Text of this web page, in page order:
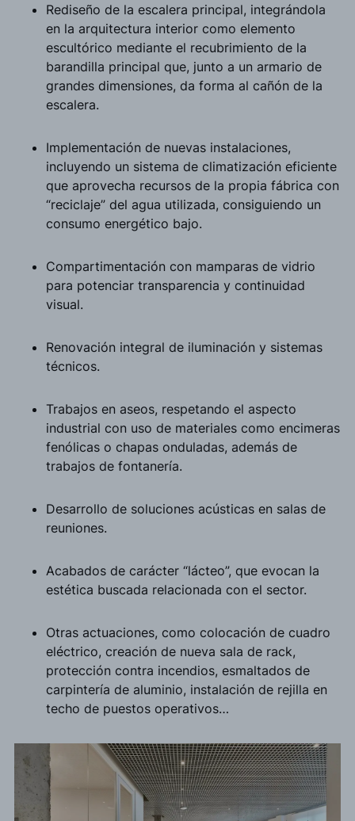
Rediseño de la escalera principal, integrándola
en la arquitectura interior como elemento
escultórico mediante el recubrimiento de la
barandilla principal que, junto a un armario de
grandes dimensiones, da forma al cañón de la
escalera.
Implementación de nuevas instalaciones,
incluyendo un sistema de climatización eficiente
que aprovecha recursos de la propia fábrica con
“reciclaje” del agua utilizada, consiguiendo un
consumo energético bajo.
Compartimentación con mamparas de vidrio
para potenciar transparencia y continuidad
visual.
Renovación integral de iluminación y sistemas
técnicos.
Trabajos en aseos, respetando el aspecto
industrial con uso de materiales como encimeras
fenólicas o chapas onduladas, además de
trabajos de fontanería.
Desarrollo de soluciones acústicas en salas de
reuniones.
Acabados de carácter “lácteo”, que evocan la
estética buscada relacionada con el sector.
Otras actuaciones, como colocación de cuadro
eléctrico, creación de nueva sala de rack,
protección contra incendios, esmaltados de
carpintería de aluminio, instalación de rejilla en
techo de puestos operativos…